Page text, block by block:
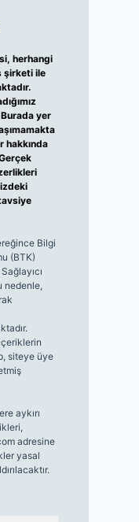
herhangi
şirketi ile
yer
hakkında
Bilgi
(BTK)
nedenle,
siteye üye
aykırı
adresine
yasal